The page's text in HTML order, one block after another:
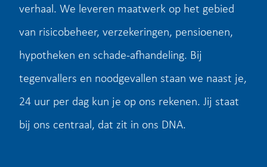
verhaal. We leveren maatwerk op het gebied
van risicobeheer, verzekeringen, pensioenen,
hypotheken en schade-afhandeling. Bij
tegenvallers en noodgevallen staan we naast je,
24 uur per dag kun je op ons rekenen. Jij staat
bij ons centraal, dat zit in ons DNA.